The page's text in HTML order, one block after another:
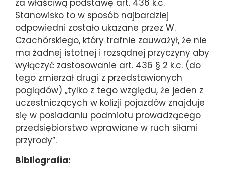
za właściwą podstawę art. 436 k.c.
Stanowisko to w sposób najbardziej
odpowiedni zostało ukazane przez W.
Czachórskiego, który trafnie zauważył, że nie
ma żadnej istotnej i rozsądnej przyczyny aby
wyłączyć zastosowanie art. 436 § 2 k.c. (do
tego zmierzał drugi z przedstawionych
poglądów) „tylko z tego względu, że jeden z
uczestniczących w kolizji pojazdów znajduje
się w posiadaniu podmiotu prowadzącego
przedsiębiorstwo wprawiane w ruch siłami
przyrody”.
Bibliografia: